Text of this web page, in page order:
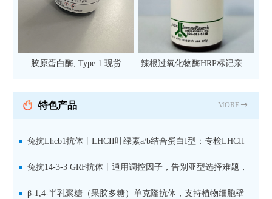
胶原蛋白酶, Type 1 现货
辣根过氧化物酶HRP标记亲和
抗 现货
特色产品 MORE
兔抗Lhcb1抗体丨LHCII叶绿素a/b结合蛋白I型：专检LHCII
中含量丰富的捕光蛋白
兔抗14-3-3 GRF抗体丨通用调控因子，告别亚型选择难题，
全面捕获植物信号转导枢纽蛋白
β-1,4-半乳聚糖（果胶多糖）单克隆抗体，支持植物细胞壁